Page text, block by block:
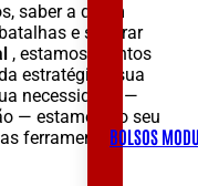
BOLSOS
saber a quem
e superar
, estamos prontos
estratégica, sua
necessidade —
— estamos ao seu
ferramentas